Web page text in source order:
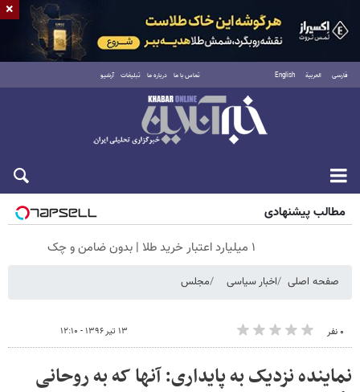
فارسی العربية English تماس با ما درباره ما تبلیغات آرشیو
جمعه ۱۶ مرداد ۱۴۰۵
مطالب پیشنهادی
۱ میلیارد اعتبار خرید طلا | بدون ضامن و چک
صفحه اصلی اخبار سیاسی مجلس
۰ نفر ۱۳ تیر ۱۳۹۶ - ۱۲:۱۰
نماینده نزدیک به پایداری‌: آنها که به روحانی
×